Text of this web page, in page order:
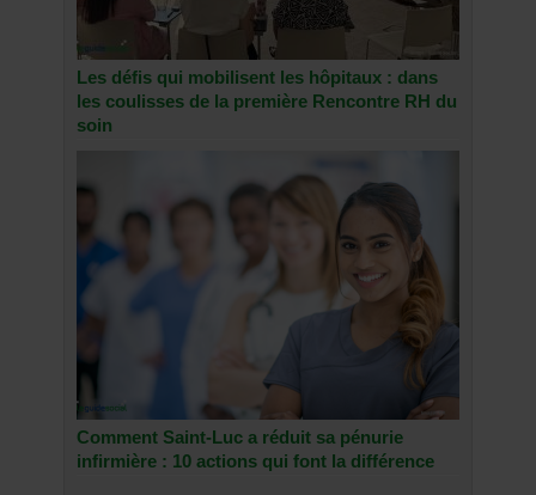
Les défis qui mobilisent les hôpitaux : dans
les coulisses de la première Rencontre RH du
soin
Comment Saint-Luc a réduit sa pénurie
infirmière : 10 actions qui font la différence